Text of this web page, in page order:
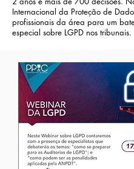
Internacional da Proteção de
profissionais da área para um
especial sobre LGPD nos tribunais.